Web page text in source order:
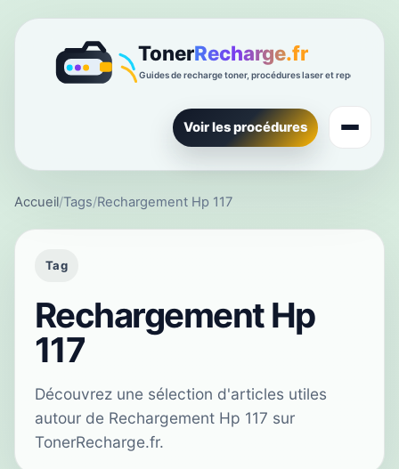
Voir les procédures
Accueil/Tags/Rechargement Hp 117
Tag
Rechargement Hp
117
Découvrez une sélection d'articles utiles
autour de Rechargement Hp 117 sur
TonerRecharge.fr.